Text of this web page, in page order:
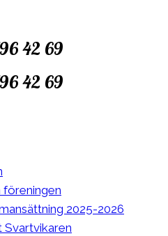
42 69
42 69
2025-2026